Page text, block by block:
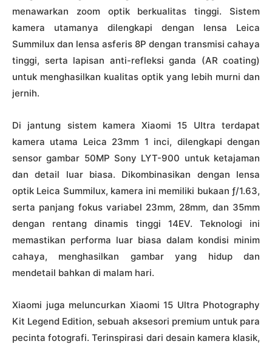
menawarkan zoom optik berkualitas tinggi. Sistem
kamera utamanya dilengkapi dengan lensa Leica
Summilux dan lensa asferis 8P dengan transmisi cahaya
tinggi, serta lapisan anti-refleksi ganda (AR coating)
untuk menghasilkan kualitas optik yang lebih murni dan
jernih.
Di jantung sistem kamera Xiaomi 15 Ultra terdapat
kamera utama Leica 23mm 1 inci, dilengkapi dengan
sensor gambar 50MP Sony LYT-900 untuk ketajaman
dan detail luar biasa. Dikombinasikan dengan lensa
optik Leica Summilux, kamera ini memiliki bukaan ƒ/1.63,
serta panjang fokus variabel 23mm, 28mm, dan 35mm
dengan rentang dinamis tinggi 14EV. Teknologi ini
memastikan performa luar biasa dalam kondisi minim
cahaya, menghasilkan gambar yang hidup dan
mendetail bahkan di malam hari.
Xiaomi juga meluncurkan Xiaomi 15 Ultra Photography
Kit Legend Edition, sebuah aksesori premium untuk para
pecinta fotografi. Terinspirasi dari desain kamera klasik,